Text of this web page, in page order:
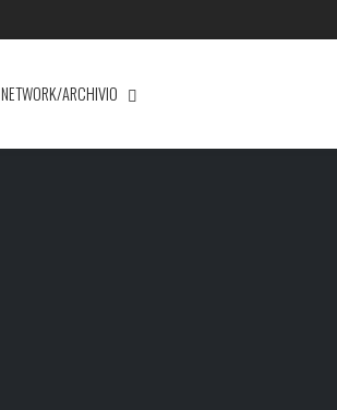
NETWORK/ARCHIVIO